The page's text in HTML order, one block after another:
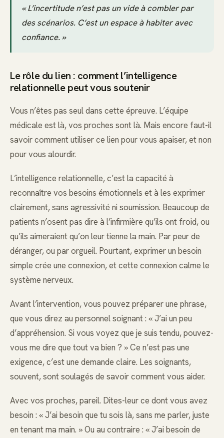
« L’incertitude n’est pas un vide à combler par
des scénarios. C’est un espace à habiter avec
confiance. »
Le rôle du lien : comment l’intelligence
relationnelle peut vous soutenir
Vous n’êtes pas seul dans cette épreuve. L’équipe
médicale est là, vos proches sont là. Mais encore faut-il
savoir comment utiliser ce lien pour vous apaiser, et non
pour vous alourdir.
L’intelligence relationnelle, c’est la capacité à
reconnaître vos besoins émotionnels et à les exprimer
clairement, sans agressivité ni soumission. Beaucoup de
patients n’osent pas dire à l’infirmière qu’ils ont froid, ou
qu’ils aimeraient qu’on leur tienne la main. Par peur de
déranger, ou par orgueil. Pourtant, exprimer un besoin
simple crée une connexion, et cette connexion calme le
système nerveux.
Avant l’intervention, vous pouvez préparer une phrase,
que vous direz au personnel soignant : « J’ai un peu
d’appréhension. Si vous voyez que je suis tendu, pouvez-
vous me dire que tout va bien ? » Ce n’est pas une
exigence, c’est une demande claire. Les soignants,
souvent, sont soulagés de savoir comment vous aider.
Avec vos proches, pareil. Dites-leur ce dont vous avez
besoin : « J’ai besoin que tu sois là, sans me parler, juste
en tenant ma main. » Ou au contraire : « J’ai besoin de